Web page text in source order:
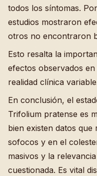
todos los síntomas.
estudios mostraron
otros no encontraron
Esto resalta la
efectos observados
realidad clínica
En conclusión, el
Trifolium pratense es
bien existen datos
sofocos y en el
masivos y la
cuestionada. Es vital